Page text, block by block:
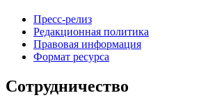
Пресс-релиз
Редакционная политика
Правовая информация
Формат ресурса
Сотрудничество